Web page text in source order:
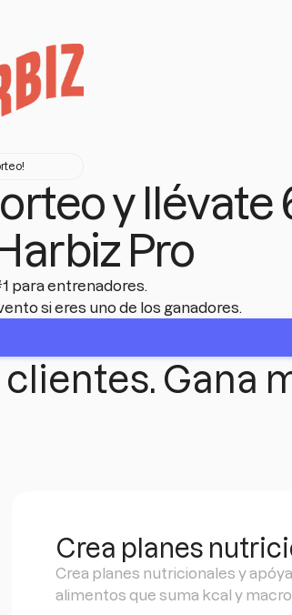
y llévate
Pro
para entrenadores.
si eres uno de los ganadores.
Gana
Crea planes
Crea planes nutricionales y
alimentos que suma kcal y